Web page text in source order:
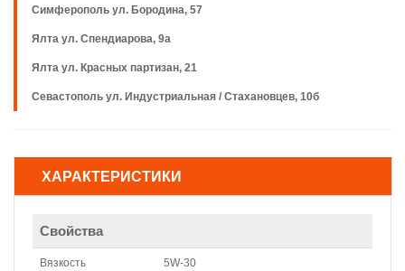
Симферополь ул. Бородина, 57
Ялта ул. Спендиарова, 9а
Ялта ул. Красных партизан, 21
Севастополь ул. Индустриальная / Стахановцев, 10б
ХАРАКТЕРИСТИКИ
Свойства
Вязкость 5W-30